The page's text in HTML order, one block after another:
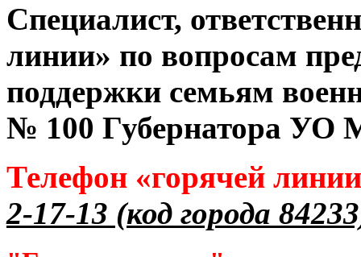
Специалист,
линии» по вопросам
поддержки семьям
№ 100 Губернатора УО
Телефон «горячей
2-17-13 (код города